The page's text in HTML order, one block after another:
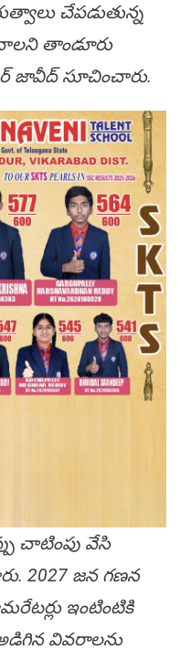
చేపడుతున్న
తాండూరు
జావీద్ సూచించారు.
చాటింపు వేసి
2027 జన గణన
ఇంటింటికి
వివరాలను